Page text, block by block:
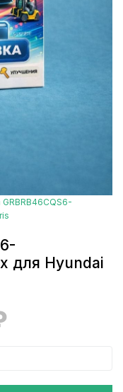
для Hyundai